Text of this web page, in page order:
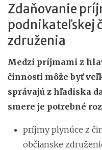
Zdaňovanie
podnikateľskej
združenia
Medzi príjmami z
činnosti môže byť
správajú z hľadiska
smere je potrebné
príjmy plynúce z
občianske